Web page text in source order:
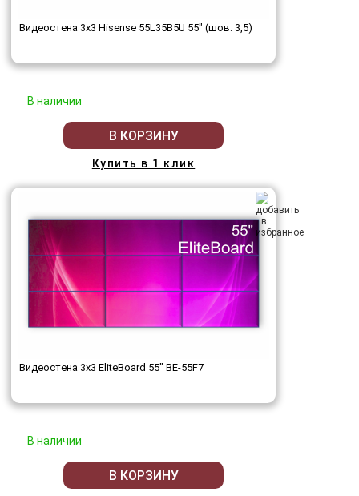
Видеостена 3x3 Hisense 55L35B5U 55" (шов: 3,5)
В наличии
В КОРЗИНУ
Купить в 1 клик
Видеостена 3x3 EliteBoard 55" BE-55F7
В наличии
В КОРЗИНУ